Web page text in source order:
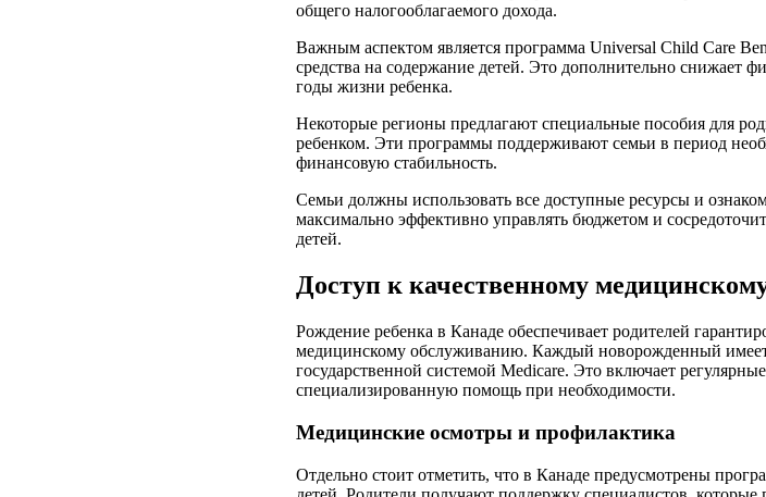
общего налогооблагаемого дохода.
Важным аспектом является программа Universal Child Care
средства на содержание детей. Это дополнительно снижает
годы жизни ребенка.
Некоторые регионы предлагают специальные пособия для
ребенком. Эти программы поддерживают семьи в период
финансовую стабильность.
Семьи должны использовать все доступные ресурсы и
максимально эффективно управлять бюджетом и
детей.
Доступ к качественному
Рождение ребенка в Канаде обеспечивает родителей
медицинскому обслуживанию. Каждый новорожденный
государственной системой Medicare. Это включает
специализированную помощь при необходимости.
Медицинские осмотры и профилактика
Отдельно стоит отметить, что в Канаде предусмотрены